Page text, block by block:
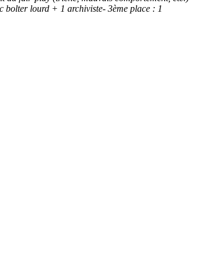
bolter lourd + 1 archiviste- 3ème place : 1